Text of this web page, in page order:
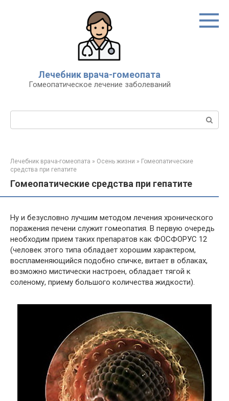
Лечебник врача-гомеопата
Гомеопатическое лечение заболеваний
Поиск:
Лечебник врача-гомеопата » Осень жизни » Гомеопатические
средства при гепатите
Гомеопатические средства при гепатите
Ну и безусловно лучшим методом лечения хронического
поражения печени служит гомеопатия. В первую очередь
необходим прием таких препаратов как ФОСФОРУС 12
(человек этого типа обладает хорошим характером,
воспламеняющийся подобно спичке, витает в облаках,
возможно мистически настроен, обладает тягой к
соленому, приему большого количества жидкости).